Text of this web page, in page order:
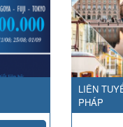
LIÊN
PHÁP